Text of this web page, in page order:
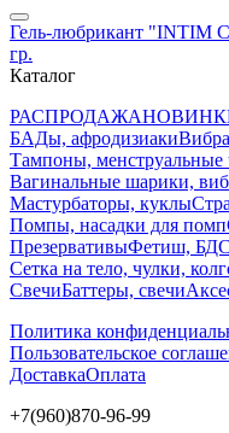
Гель-любрикант "INTIM
гр.
Каталог
РАСПРОДАЖА
БАДы, афродизиаки
Тампоны, менструальные
Вагинальные шарики,
Мастурбаторы, куклы
Помпы, насадки для помп
ПрезервативыФетиш,
Сетка на тело, чулки,
СвечиБаттеры, свечи
Политика
Пользовательское
ДоставкаОплата
+7(960)870-96-99